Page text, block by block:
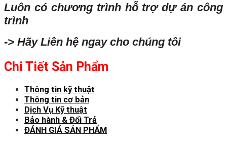
Luôn có chương trình hỗ trợ dự án công
trình
-> Hãy Liên hệ ngay cho chúng tôi
Chi Tiết Sản Phẩm
Thông tin kỹ thuật
Thông tin cơ bản
Dịch Vụ Kỹ thuật
Bảo hành & Đổi Trả
ĐÁNH GIÁ SẢN PHẨM